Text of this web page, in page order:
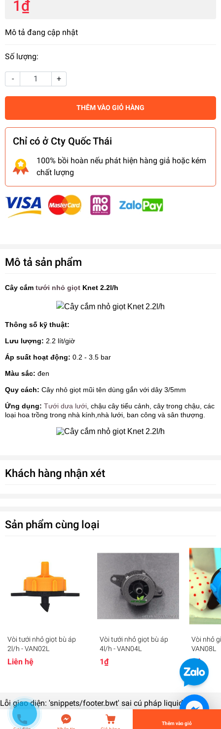
1₫
Mô tả đang cập nhật
Số lượng:
- +
THÊM VÀO GIỎ HÀNG
Chỉ có ở Cty Quốc Thái
100% bồi hoàn nếu phát hiện hàng giả hoặc kém
chất lượng
Mô tả sản phẩm
Cây cắm tưới nhỏ giọt Knet 2.2l/h
Thông số kỹ thuật:
Lưu lượng: 2.2 lít/giờ
Áp suất hoạt động: 0.2 - 3.5 bar
Màu sắc: đen
Quy cách: Cây nhỏ giọt mũi tên dùng gắn với dây 3/5mm
Ứng dụng: Tưới dưa lưới, chậu cây tiểu cảnh, cây trong chậu, các
loại hoa trồng trong nhà kính,nhà lưới, ban công và sân thượng.
Khách hàng nhận xét
Sản phẩm cùng loại
Vòi tưới nhỏ giọt bù áp
2l/h - VAN02L
Liên hệ
Vòi tưới nhỏ giọt bù áp
4l/h - VAN04L
1₫
Vòi nhỏ
VAN08L
1₫
Lỗi giao diện: 'snippets/footer.bwt' sai cú pháp liquid
Cây cắm nhỏ giọt Knet 2.2l/h
Tiến Hành Thanh Toán
Thêm vào giỏ